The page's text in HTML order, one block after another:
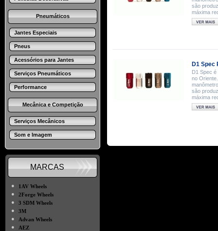
Pneumáticos
Jantes Especiais
Pneus
Acessórios para Jantes
Serviços Pneumáticos
Performance
Mecânica e Competição
Serviços Mecânicos
Som e Imagem
MARCAS
●
1AV Wheels
●
2Forge Wheels
●
3 SDM Wheels
●
3M
●
Advan Wheels
●
AEZ
são
máxima
D1 Spec
D1 Spec
no
são
máxima